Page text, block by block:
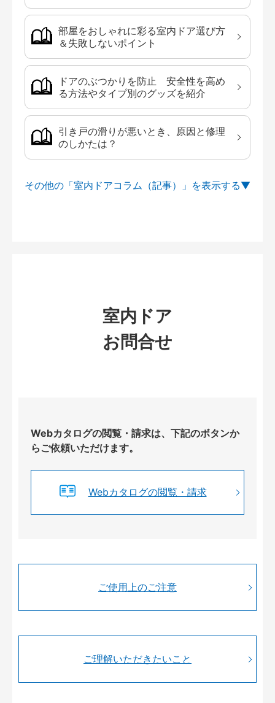
部屋をおしゃれに彩る室内ドア選び方
＆失敗しないポイント
ドアのぶつかりを防止 安全性を高め
る方法やタイプ別のグッズを紹介
引き戸の滑りが悪いとき、原因と修理
のしかたは？
その他の「室内ドアコラム（記事）」を
室内ドア
お問合せ
Webカタログの閲覧・請求は、下記のボタンか
らご依頼いただけます。
Webカタログの閲覧・請求
ご使用上のご注意
ご理解いただきたいこと